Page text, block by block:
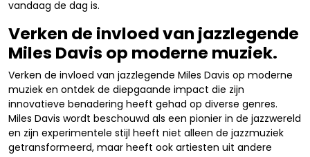
vandaag de dag is.
Verken de invloed van jazzlegende
Miles Davis op moderne muziek.
Verken de invloed van jazzlegende Miles Davis op moderne
muziek en ontdek de diepgaande impact die zijn
innovatieve benadering heeft gehad op diverse genres.
Miles Davis wordt beschouwd als een pionier in de jazzwereld
en zijn experimentele stijl heeft niet alleen de jazzmuziek
getransformeerd, maar heeft ook artiesten uit andere